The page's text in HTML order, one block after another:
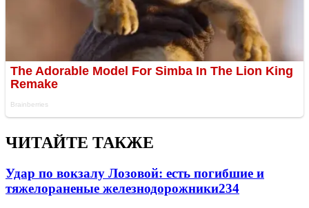
ЧИТАЙТЕ ТАКЖЕ
Удар по вокзалу Лозовой: есть погибшие и
тяжелораненые железнодорожники234